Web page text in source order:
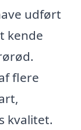
udført
kende
flere
kvalitet.